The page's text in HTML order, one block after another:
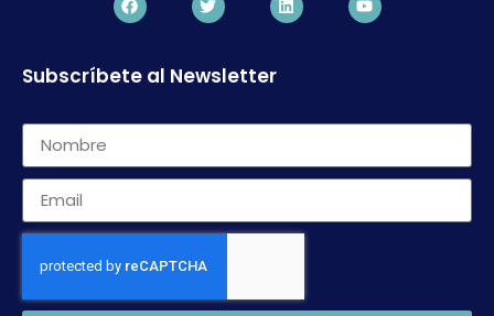
Subscríbete al Newsletter